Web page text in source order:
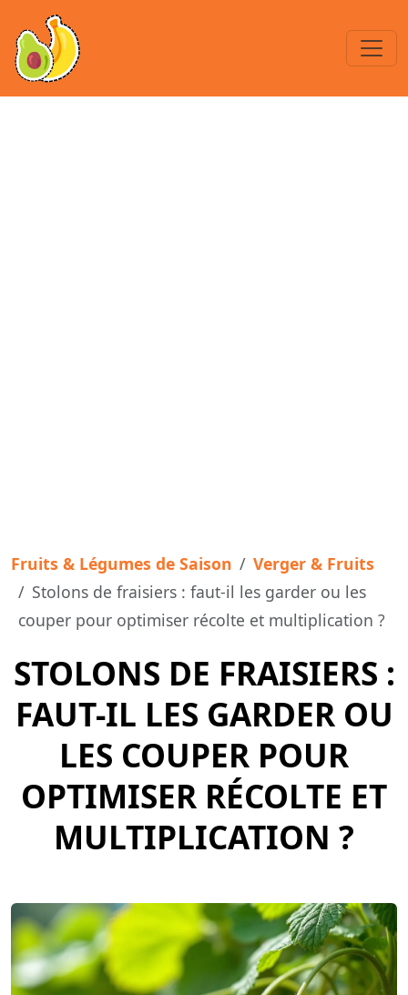
Fruits & Légumes de Saison
Verger & Fruits
Stolons de fraisiers : faut-il les garder ou les
couper pour optimiser récolte et multiplication ?
STOLONS DE FRAISIERS :
FAUT-IL LES GARDER OU
LES COUPER POUR
OPTIMISER RÉCOLTE ET
MULTIPLICATION ?